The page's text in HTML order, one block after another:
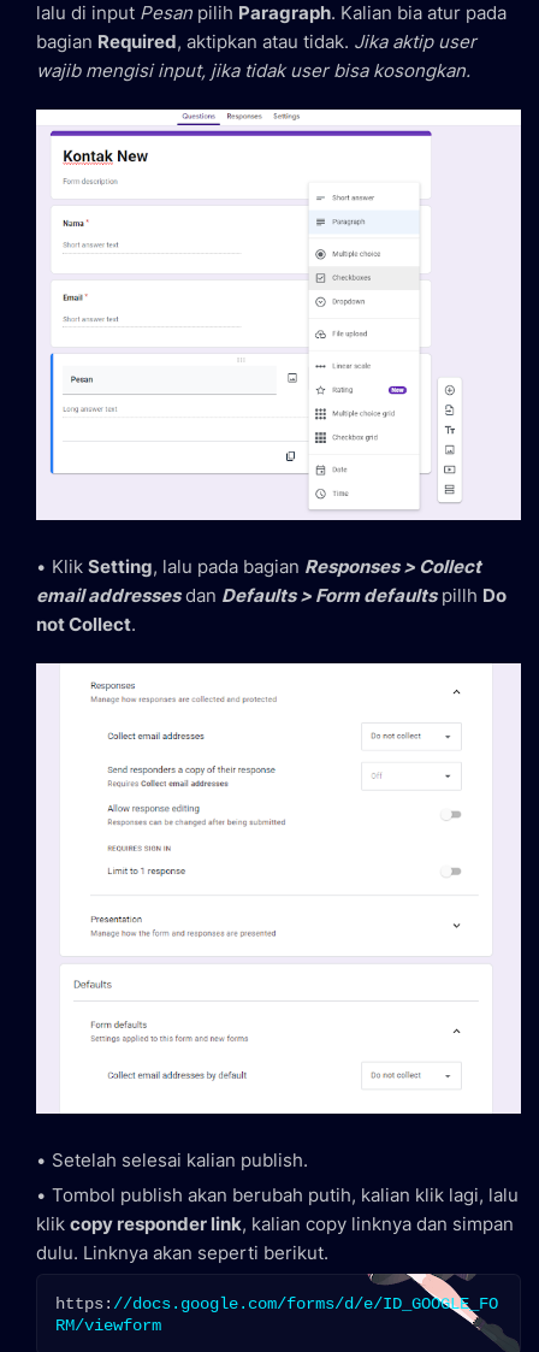
lalu di input Pesan pilih Paragraph. Kalian bia atur pada
bagian Required, aktipkan atau tidak. Jika aktip user
wajib mengisi input, jika tidak user bisa kosongkan.
Klik Setting, lalu pada bagian Responses > Collect
email addressesdan Defaults > Form defaultspillh Do
not Collect.
Setelah selesai kalian publish.
Tombol publish akan berubah putih, kalian klik lagi, lalu
klik copy responder link, kalian copy linknya dan simpan
dulu. Linknya akan seperti berikut.
https: //docs.google.com/forms/d/e/ID_GOOGLE_FO
RM/viewform